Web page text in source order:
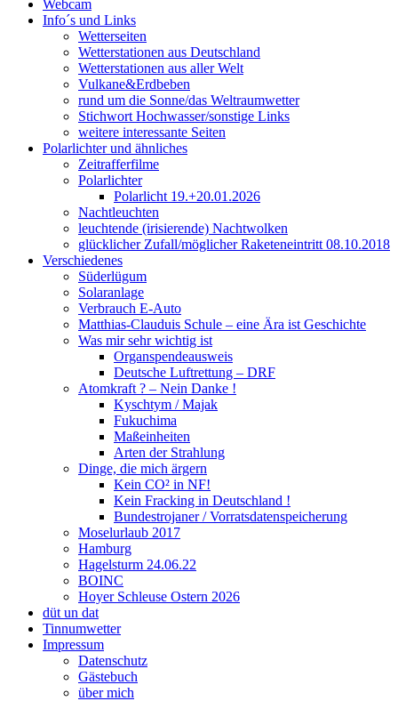
Webcam
Info´s und Links
Wetterseiten
Wetterstationen aus Deutschland
Wetterstationen aus aller Welt
Vulkane&Erdbeben
rund um die Sonne/das Weltraumwetter
Stichwort Hochwasser/sonstige Links
weitere interessante Seiten
Polarlichter und ähnliches
Zeitrafferfilme
Polarlichter
Polarlicht 19.+20.01.2026
Nachtleuchten
leuchtende (irisierende) Nachtwolken
glücklicher Zufall/möglicher Raketeneintritt 08.10.2018
Verschiedenes
Süderlügum
Solaranlage
Verbrauch E-Auto
Matthias-Clauduis Schule – eine Ära ist Geschichte
Was mir sehr wichtig ist
Organspendeausweis
Deutsche Luftrettung – DRF
Atomkraft ? – Nein Danke !
Kyschtym / Majak
Fukuchima
Maßeinheiten
Arten der Strahlung
Dinge, die mich ärgern
Kein CO² in NF!
Kein Fracking in Deutschland !
Bundestrojaner / Vorratsdatenspeicherung
Moselurlaub 2017
Hamburg
Hagelsturm 24.06.22
BOINC
Hoyer Schleuse Ostern 2026
düt un dat
Tinnumwetter
Impressum
Datenschutz
Gästebuch
über mich